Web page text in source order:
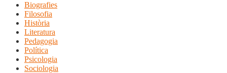
Biografies
Filosofia
Història
Literatura
Pedagogia
Política
Psicologia
Sociologia